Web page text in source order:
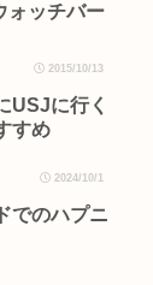
ォッチバー
2015/10/13
USJに行く
すめ
2024/10/1
でのハプニ